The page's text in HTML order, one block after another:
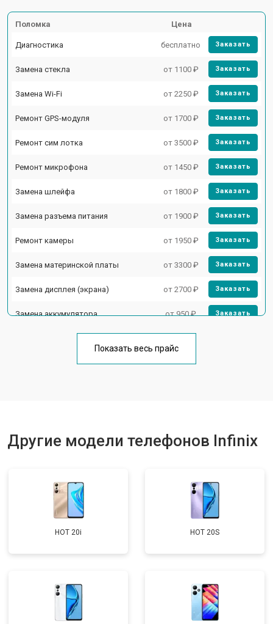
Поломка Цена
Диагностика бесплатно Заказать
Замена стекла от 1100 ₽ Заказать
Замена Wi-Fi от 2250 ₽ Заказать
Ремонт GPS-модуля от 1700 ₽ Заказать
Ремонт сим лотка от 3500 ₽ Заказать
Ремонт микрофона от 1450 ₽ Заказать
Замена шлейфа от 1800 ₽ Заказать
Замена разъема питания от 1900 ₽ Заказать
Ремонт камеры от 1950 ₽ Заказать
Замена материнской платы от 3300 ₽ Заказать
Замена дисплея (экрана) от 2700 ₽ Заказать
Замена аккумулятора от 950 ₽ Заказать
Ремонт цепи питания от 3200 ₽
Показать весь прайс
Другие модели телефонов Infinix
HOT 20i HOT 20S